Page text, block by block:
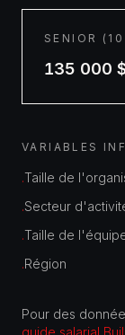
SENIOR
135 000
VARIABLES
·Taille de
·Secteur
·Taille de
·Région
Pour des
guide salarial